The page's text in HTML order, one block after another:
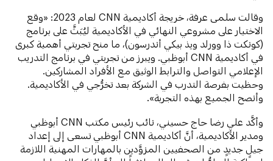
وقالت سلمى عرفة، خريجة أكاديمية CNN لعام 2023: «وقع
الاختيار على مشروعي النهائي في الأكاديمية ليُبَثَّ على برنامج
(كونكت ذا وورلد ويذ بيكي أندرسون)، ما منح تجربتي أهمية كبرى
في أكاديمية CNN أبوظبي. ويبرز من تجربتي في برنامج التدريب
الإعلامي التواصل والترابط الوثيق مع الأفراد المشاركين.
وحظيت بفرصة التدرب في الشركة بعد تخرُّجي في الأكاديمية.
وأنصح الجميع بهذه التجربة».
وأكَّد علي رضا حاج حسيني، نائب رئيس مكتب CNN أبوظبي
ومدير الأكاديمية، أنَّ أكاديمية CNN أبوظبي تسعى إلى إعداد
جيلٍ جديدٍ من الصحفيين المزوَّدين بالمهارات المهنية اللازمة